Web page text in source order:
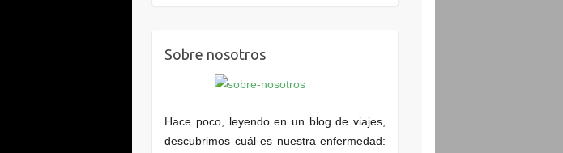
Sobre nosotros
Hace poco, leyendo en un blog de viajes,
descubrimos cuál es nuestra enfermedad: